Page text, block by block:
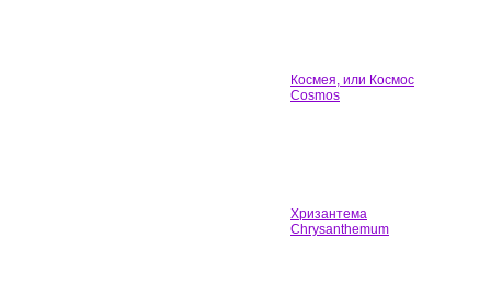
Космея, или Космос
Cosmos
Хризантема
Chrysanthemum